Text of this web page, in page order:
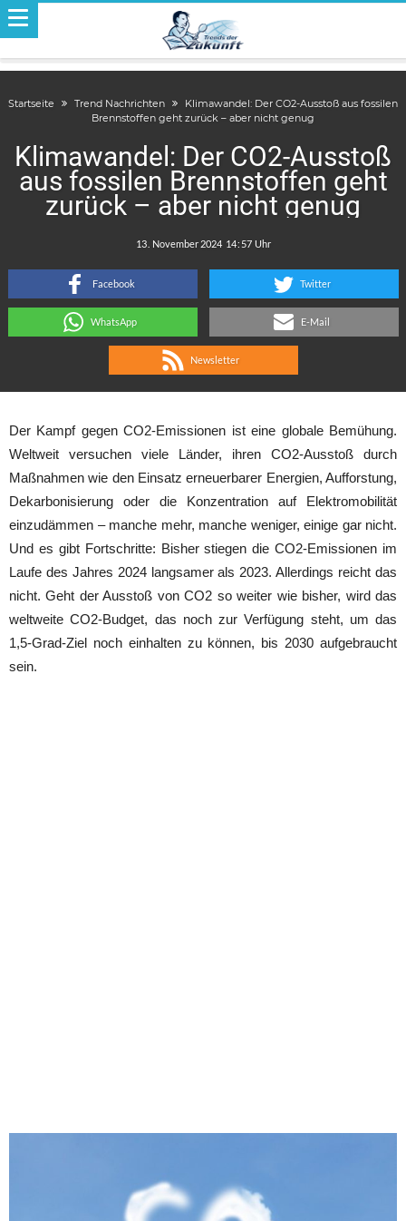
Startseite Trend Nachrichten
Klimawandel: Der CO2-Ausstoß aus fossilen
Brennstoffen geht zurück – aber nicht genug
Klimawandel: Der CO2-Ausstoß
aus fossilen Brennstoffen geht
zurück – aber nicht genug
:
Facebook Twitter
WhatsApp E-Mail
Newsletter
Der Kampf gegen CO2-Emissionen ist eine globale Bemühung.
Weltweit versuchen viele Länder, ihren CO2-Ausstoß durch
Maßnahmen wie den Einsatz erneuerbarer Energien, Aufforstung,
Dekarbonisierung oder die Konzentration auf Elektromobilität
einzudämmen – manche mehr, manche weniger, einige gar nicht.
Und es gibt Fortschritte: Bisher stiegen die CO2-Emissionen im
Laufe des Jahres 2024 langsamer als 2023. Allerdings reicht das
nicht. Geht der Ausstoß von CO2 so weiter wie bisher, wird das
weltweite CO2-Budget, das noch zur Verfügung steht, um das
1,5-Grad-Ziel noch einhalten zu können, bis 2030 aufgebraucht
sein.